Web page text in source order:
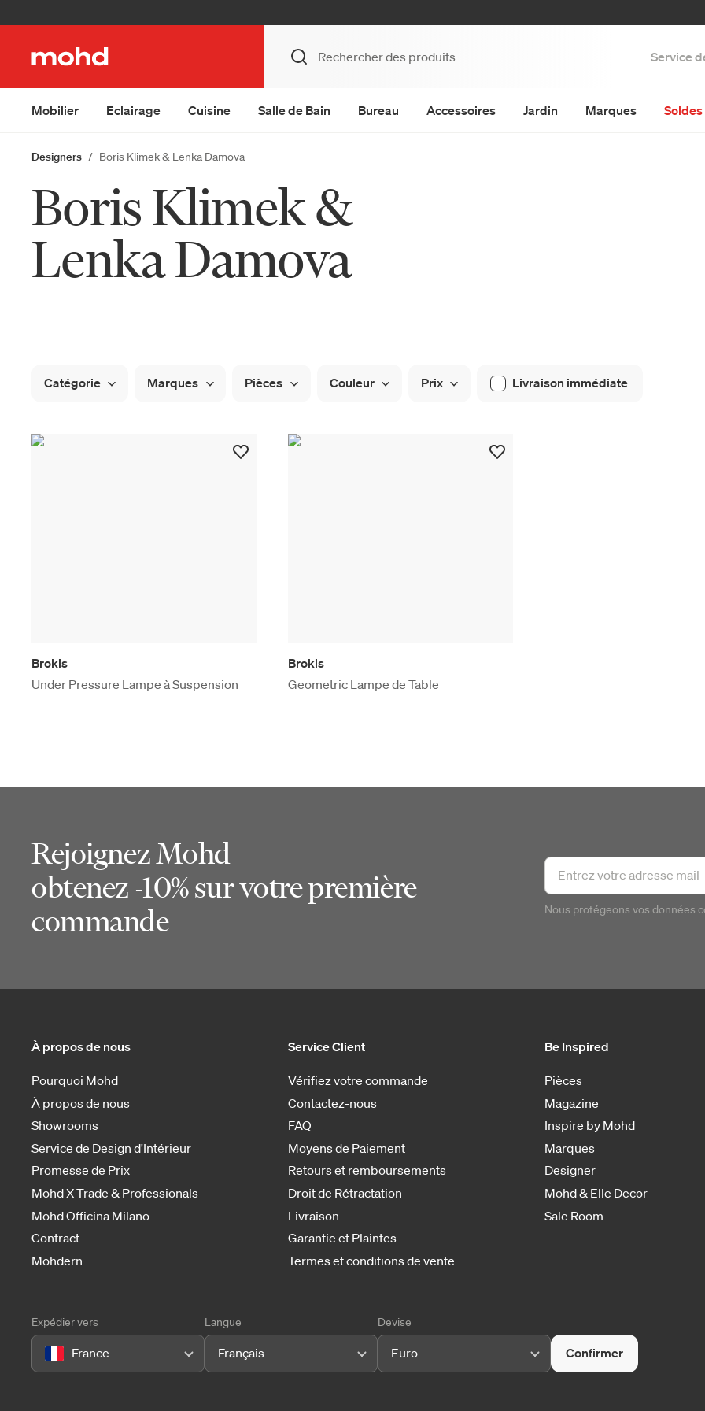
Service
Mobilier Eclairage Cuisine Salle de Bain Bureau Accessoires Jardin Marques
Designers Boris Klimek & Lenka Damova
Boris Klimek &
Lenka Damova
Catégorie Marques Pièces Couleur Prix Livraison immédiate
Brokis
Under Pressure Lampe à Suspension
Brokis
Geometric Lampe de Table
Rejoignez Mohd
obtenez -10% sur votre première
commande
Nous protégeons vos données
À propos de nous
Pourquoi Mohd
À propos de nous
Showrooms
Service de Design d'Intérieur
Promesse de Prix
Mohd X Trade & Professionals
Mohd Officina Milano
Contract
Mohdern
Service Client
Vérifiez votre commande
Contactez-nous
FAQ
Moyens de Paiement
Retours et remboursements
Droit de Rétractation
Livraison
Garantie et Plaintes
Termes et conditions de vente
Be Inspired
Pièces
Magazine
Inspire by Mohd
Marques
Designer
Mohd & Elle Decor
Sale Room
Expédier vers
France
Langue
Français
Devise
Euro Confirmer